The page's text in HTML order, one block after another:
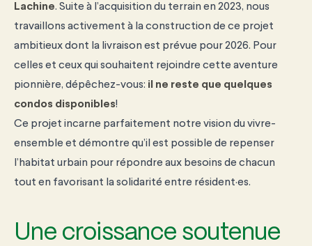
Lachine. Suite à l’acquisition du terrain en 2023, nous
travaillons activement à la construction de ce projet
ambitieux dont la livraison est prévue pour 2026. Pour
celles et ceux qui souhaitent rejoindre cette aventure
pionnière, dépêchez-vous: il ne reste que quelques
condos disponibles!
Ce projet incarne parfaitement notre vision du vivre-
ensemble et démontre qu’il est possible de repenser
l’habitat urbain pour répondre aux besoins de chacun
tout en favorisant la solidarité entre résident·es.
Une croissance soutenue